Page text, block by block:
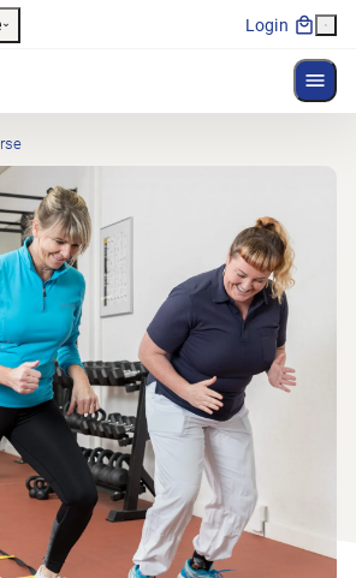
Login